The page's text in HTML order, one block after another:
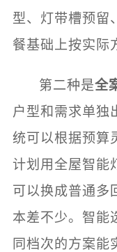
型、灯带槽预留
餐基础上按实际
第二种是全
户型和需求单独
统可以根据预算
计划用全屋智能
可以换成普通多
本差不少。智能
同档次的方案能